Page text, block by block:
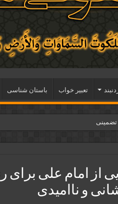
تعبیر خواب باستان شناسی
تضمینی
شدن حاجت
از امام علی
و ناامیدی